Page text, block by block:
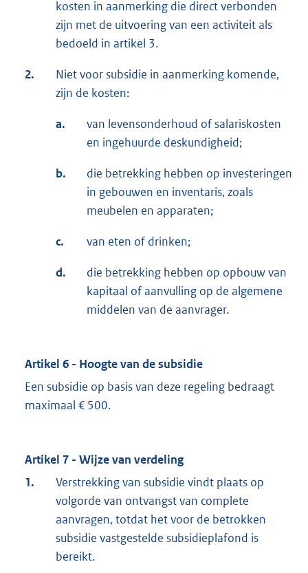
kosten in aanmerking die direct verbonden
zijn met de uitvoering van een activiteit als
bedoeld in artikel 3.
2.
Niet voor subsidie in aanmerking komende,
zijn de kosten:
a.
van levensonderhoud of salariskosten
en ingehuurde deskundigheid;
b.
die betrekking hebben op investeringen
in gebouwen en inventaris, zoals
meubelen en apparaten;
c. van eten of drinken;
d.
die betrekking hebben op opbouw van
kapitaal of aanvulling op de algemene
middelen van de aanvrager.
Artikel 6 - Hoogte van de subsidie
Een subsidie op basis van deze regeling bedraagt
maximaal € 500.
Artikel 7 - Wijze van verdeling
1.
Verstrekking van subsidie vindt plaats op
volgorde van ontvangst van complete
aanvragen, totdat het voor de betrokken
subsidie vastgestelde subsidieplafond is
bereikt.